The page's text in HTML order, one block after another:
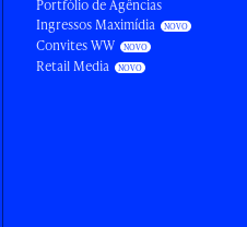
Portfólio de Agências
Ingressos Maximídia
Convites WW
Retail Media